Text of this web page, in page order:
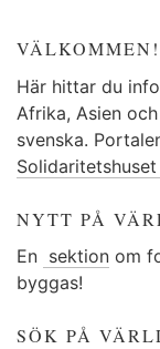
VÄLKOMMEN!
Här hittar du
Afrika, Asien
svenska.
Solidaritetshuset
NYTT PÅ
En sektion om
byggas!
SÖK PÅ